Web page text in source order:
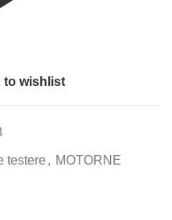
to wishlist
testere , MOTORNE